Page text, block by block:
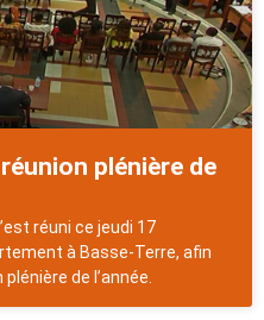
plénière de
réuni ce jeudi 17
à Basse-Terre, afin
de l’année.